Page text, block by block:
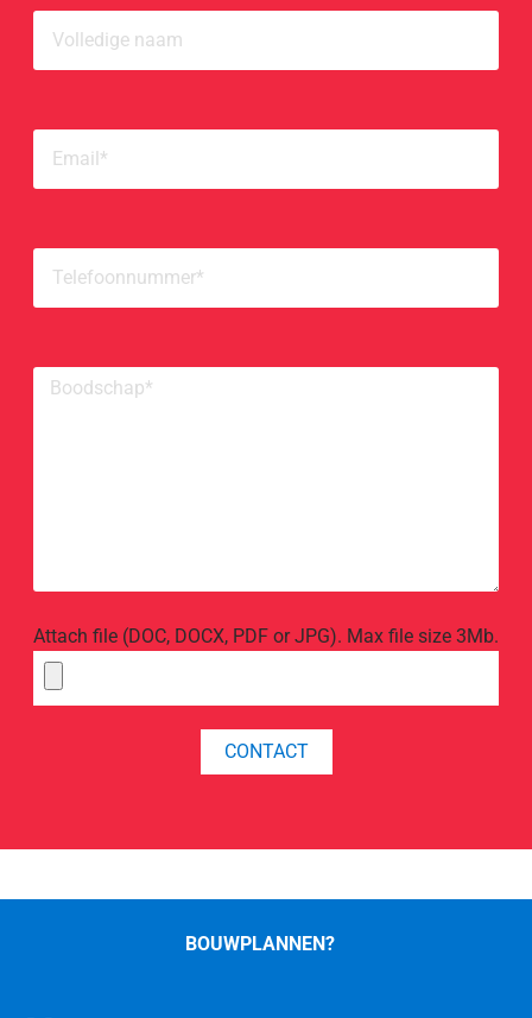
Attach file (DOC, DOCX, PDF or JPG). Max file size 3Mb.
BOUWPLANNEN?